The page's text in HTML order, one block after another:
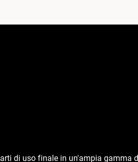
di uso finale in un'ampia gamma